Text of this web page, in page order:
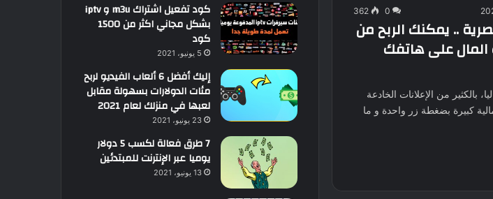
0
362
.. يمكنك الربح من
على هاتفك
بالكثير من الإعلانات الخادعة
كبيرة بضغطة زر واحدة و ما
كود تفعيل اشتراك m3u و iptv
بشكل مجاني اكثر من 1500
كود
5 يونيو، 2021
إليك أفضل 6 ألعاب الفيديو لربح
مئات الدولارات بسهولة مقابل
لعبها في منزلك لعام 2021
23 يونيو، 2021
7 طرق فعالة لكسب 5 دولار
يوميا عبر الإنترنت للمبتدئين
13 يونيو، 2021